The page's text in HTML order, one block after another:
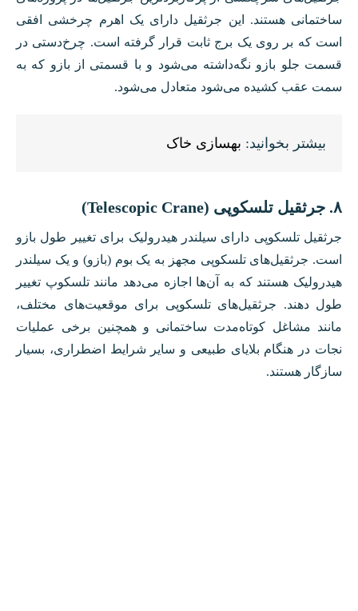
ساختمانی هستند. این جرثقیل دارای یک اهرم چرخشی افقی
است که بر روی یک برج ثابت قرار گرفته است. چرخ‌دستی در
قسمت جلو بازو نگه‌داشته می‌شود و با قسمتی از بازو که به
سمت عقب کشیده می‌شود متعادل می‌شود.
بیشتر بخوانید: بهسازی خاک
۸. جرثقیل تلسکوپی (Telescopic Crane)
جرثقیل تلسکوپی دارای سیلندر هیدرولیک برای تغییر طول بازو
است. جرثقیل‌های تلسکوپی مجهز به یک بوم (بازو) و یک سیلندر
هیدرولیک هستند که به آن‌ها اجازه می‌دهد مانند تلسکوپ تغییر
طول دهند. جرثقیل‌های تلسکوپی برای موقعیت‌های مختلف،
مانند مشاغل کوتاه‌مدت ساختمانی و همچنین برخی عملیات
نجات در هنگام بلایای طبیعی و سایر شرایط اضطراری، بسیار
سازگار هستند.